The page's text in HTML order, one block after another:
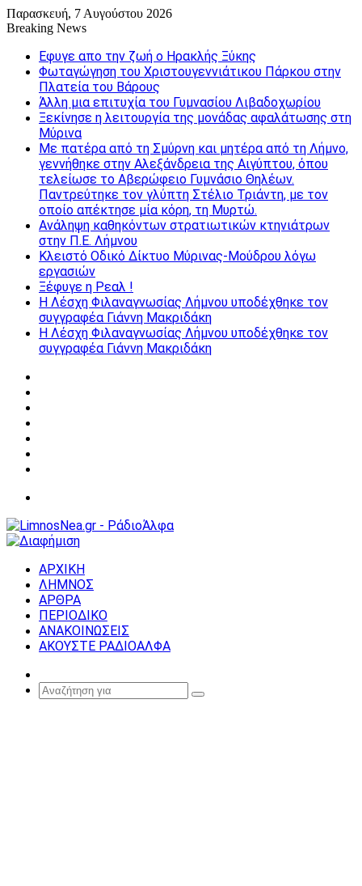
Παρασκευή, 7 Αυγούστου 2026
Breaking News
Εφυγε απο την ζωή o Ηρακλής Ξύκης
Φωταγώγηση του Χριστουγεννιάτικου Πάρκου στην
Πλατεία του Βάρους
Άλλη μια επιτυχία του Γυμνασίου Λιβαδοχωρίου
Ξεκίνησε η λειτουργία της μονάδας αφαλάτωσης στη
Μύρινα
Με πατέρα από τη Σμύρνη και μητέρα από τη Λήμνο,
γεννήθηκε στην Αλεξάνδρεια της Αιγύπτου, όπου
τελείωσε το Αβερώφειο Γυμνάσιο Θηλέων.
Παντρεύτηκε τον γλύπτη Στέλιο Τριάντη, με τον
οποίο απέκτησε μία κόρη, τη Μυρτώ.
Ανάληψη καθηκόντων στρατιωτικών κτηνιάτρων
στην Π.Ε. Λήμνου
Κλειστό Οδικό Δίκτυο Μύρινας-Μούδρου λόγω
εργασιών
Ξέφυγε η Ρεαλ !
Η Λέσχη Φιλαναγνωσίας Λήμνου υποδέχθηκε τον
συγγραφέα Γιάννη Μακριδάκη
Η Λέσχη Φιλαναγνωσίας Λήμνου υποδέχθηκε τον
συγγραφέα Γιάννη Μακριδάκη
ΑΡΧΙΚΗ
ΛΗΜΝΟΣ
ΑΡΘΡΑ
ΠΕΡΙΟΔΙΚΟ
ΑΝΑΚΟΙΝΩΣΕΙΣ
ΑΚΟΥΣΤΕ ΡΑΔΙΟΑΛΦΑ
Article
Αναζήτηση